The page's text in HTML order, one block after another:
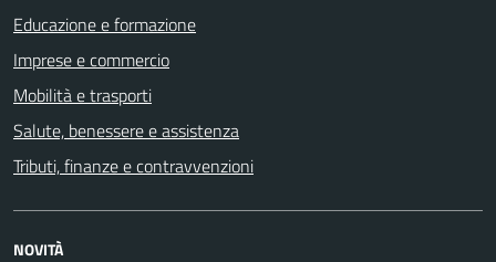
Educazione e formazione
Imprese e commercio
Mobilità e trasporti
Salute, benessere e assistenza
Tributi, finanze e contravvenzioni
NOVITÀ